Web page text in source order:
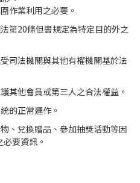
作業利用之必要。
第20條但書規定為特定目的外之
司法機關與其他有權機關基於法
其他會員或第三人之合法權益。
的正常運作。
、兌換贈品、參加抽獎活動等因
要資訊。